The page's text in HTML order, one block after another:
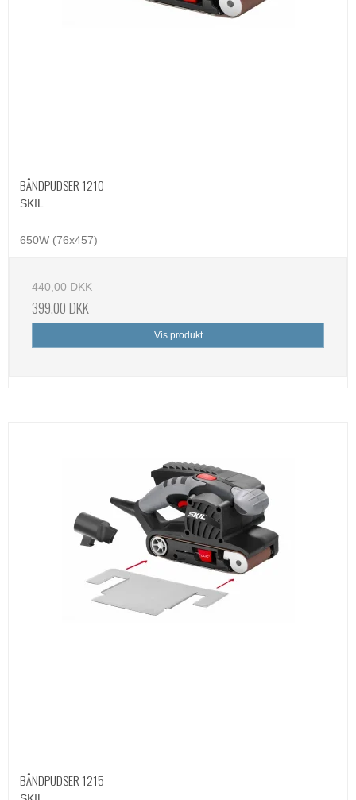
BÅNDPUDSER 1210
SKIL
650W (76x457)
440,00 DKK
399,00 DKK
Vis produkt
BÅNDPUDSER 1215